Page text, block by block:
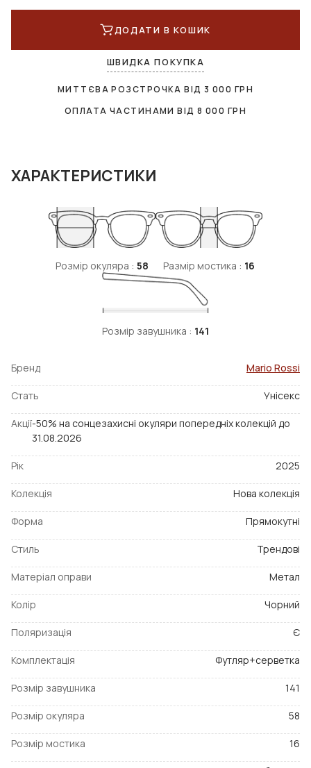
ДОДАТИ В КОШИК
ШВИДКА ПОКУПКА
МИТТЄВА РОЗСТРОЧКА ВІД 3 000 ГРН
ОПЛАТА ЧАСТИНАМИ ВІД8 000 ГРН
ХАРАКТЕРИСТИКИ
Розмір окуляра : 58 Размір мостика : 16
Розмір завушника : 141
Бренд Mario Rossi
Стать Унісекс
Акції-50% на сонцезахисні окуляри попередніх колекцій до
31.08.2026
Рік 2025
Колекція Нова колекція
Форма Прямокутні
Стиль Трендові
Матеріал оправи Метал
Колір Чорний
Поляризація Є
Комплектація Футляр+серветка
Розмір завушника 141
Розмір окуляра 58
Розмір мостика 16